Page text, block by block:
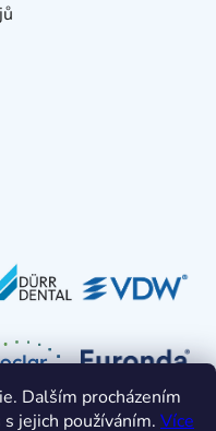
Dalším procházením
jejich používáním. Více